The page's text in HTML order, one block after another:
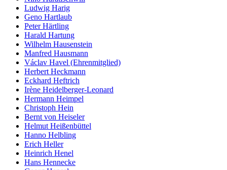
Ludwig Harig
Geno Hartlaub
Peter Härtling
Harald Hartung
Wilhelm Hausenstein
Manfred Hausmann
Václav Havel (Ehrenmitglied)
Herbert Heckmann
Eckhard Heftrich
Irène Heidelberger-Leonard
Hermann Heimpel
Christoph Hein
Bernt von Heiseler
Helmut Heißenbüttel
Hanno Helbling
Erich Heller
Heinrich Henel
Hans Hennecke